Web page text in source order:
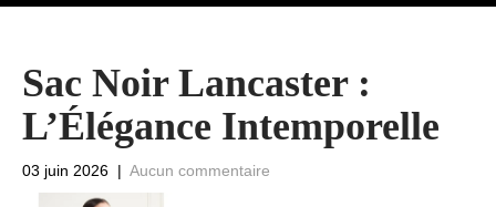
Sac Noir Lancaster :
L’Élégance Intemporelle
03 juin 2026 | Aucun commentaire